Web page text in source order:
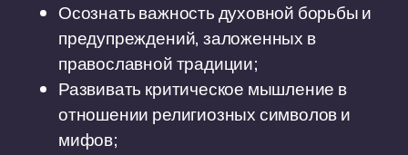
Осознать важность духовной борьбы и
предупреждений, заложенных в
православной традиции;
Развивать критическое мышление в
отношении религиозных символов и
мифов;